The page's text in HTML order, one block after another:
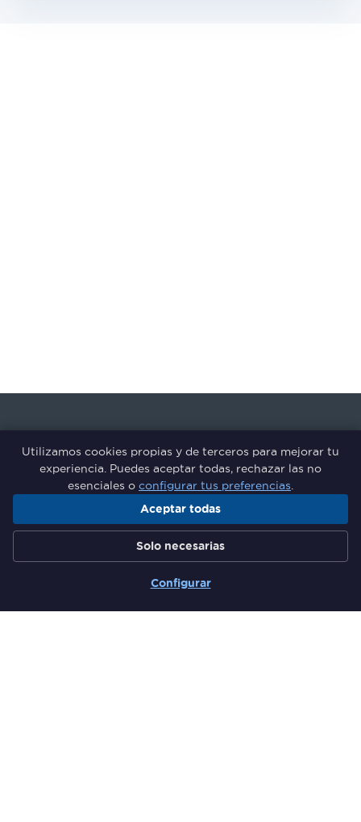
Grupo de Responsables de
Formación del Sector Financiero
Secciones
Utilizamos cookies propias y de terceros para mejorar tu
experiencia. Puedes aceptar todas, rechazar las no
esenciales o configurar tus preferencias
Aceptar todas
Solo necesarias
Configurar